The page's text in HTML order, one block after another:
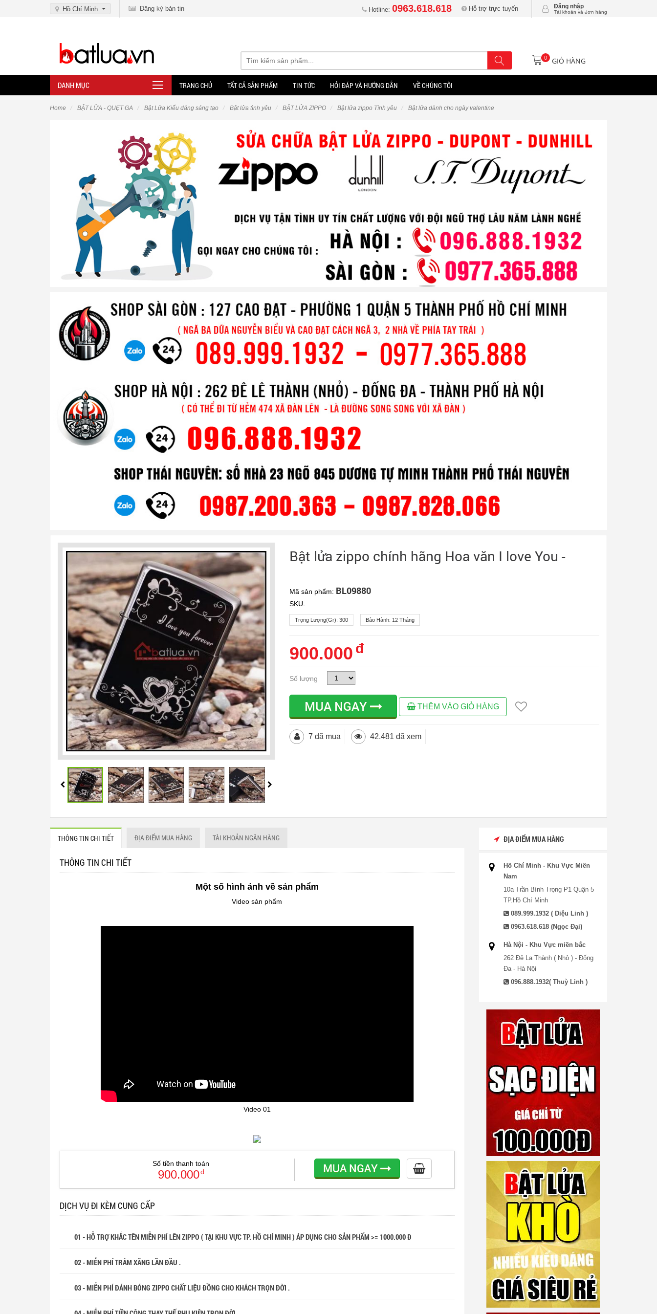
Hồ Chí Minh Đăng ký bản tin Hotline: 0963.618.618 Hỗ trợ trực tuyến Đăng nhập
Tài khoản và đơn hàng
0 GIỎ HÀNG
DANH MỤC TRANG CHỦ TẤT CẢ SẢN PHẨM TIN TỨC HỎI ĐÁP VÀ HƯỚNG DẪN VỀ CHÚNG TÔI
Home BẬT LỬA - QUẸT GA Bật Lửa Kiểu dáng sáng tạo Bật lửa tình yêu BẬT LỬA ZIPPO Bật lửa zippo Tình yêu Bật lửa dành cho ngày valentine
Bật lửa zippo chính hãng Hoa văn I love You -
Mã sản phẩm: BL09880
SKU:
Trọng Lượng(gr):300 Bảo Hành: 12 Tháng
900.000 đ
Số lượng
MUA NGAY THÊM VÀO GIỎ HÀNG
7 đã mua 42.481 đã xem
THÔNG TIN CHI TIẾT ĐỊA ĐIỂM MUA HÀNG TÀI KHOẢN NGÂN HÀNG
THÔNG TIN CHI TIẾT
Một số hình ảnh về sản phẩm
Video sản phẩm
Video 01
Số tiền thanh toán
900.000đ MUA NGAY
DỊCH VỤ ĐI KÈM CUNG CẤP
01 - HỖ TRỢ KHẮC TÊN MIỄN PHÍ LÊN ZIPPO ( TẠI KHU VỰC TP. HỒ CHÍ MINH ) ÁP DỤNG CHO SẢN PHẨM >= 1000.000 Đ
02 - MIỄN PHÍ TRÂM XĂNG LẦN ĐẦU .
03 - MIỄN PHÍ ĐÁNH BÓNG ZIPPO CHẤT LIỆU ĐỒNG CHO KHÁCH TRỌN ĐỜI .
ĐỊA ĐIỂM MUA HÀNG
Hồ Chí Minh - Khu Vực Miền
Nam
10a Trần Bình Trọng P1 Quận 5
TP.Hồ Chí Minh
089.999.1932 ( Diệu Linh )
0963.618.618 (Ngọc Đại)
Hà Nội - Khu Vực miền bắc
262 Đê La Thành ( Nhỏ ) - Đống
Đa - Hà Nội
096.888.1932( Thuỳ Linh )